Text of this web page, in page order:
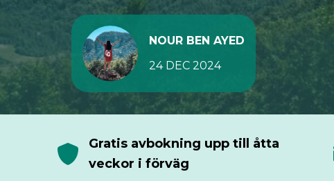
NOUR BEN AYED
24 DEC 2024
Gratis avbokning upp till åtta
veckor i förväg